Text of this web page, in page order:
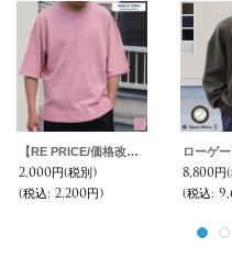
【RE PRICE/価格改定】吊り編み天竺ガゼットC/N スウェット ビッグ 5分袖TEE【MADE IN TOKYO】『東京製』 / Upscape Audience
2,000円(税別)
(税込: 2,200円)
8,800円
(税込: